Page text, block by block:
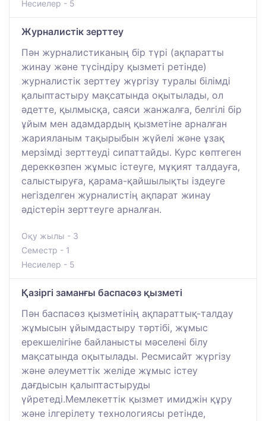
Несиелер - 5
Журналистік зерттеу
Пән журналистиканың бір түрі (ақпаратты
жинау және түсіндіру қызметі ретінде)
журналистік зерттеу жүргізу туралы білімді
қалыптастыру мақсатында оқытылады, ол
әдетте, қылмысқа, саяси жанжалға, белгілі бір
ұйым мен адамдардың қызметіне арналған
жарияланым тақырыбын жүйелі және ұзақ
мерзімді зерттеуді сипаттайды. Курс көптеген
дереккөзпен жұмыс істеуге, мұқият талдауға,
салыстыруға, қарама-қайшылықты іздеуге
негізделген журналистің ақпарат жинау
әдістерін зерттеуге арналған.
Оқу жылы - 3
Семестр - 1
Несиелер - 5
Қазіргі заманғы баспасөз қызметі
Пән баспасөз қызметінің ақпараттық-талдау
жұмысын ұйымдастыру тәртібі, жұмыс
ерекшелігіне байланысты мәселені білу
мақсатында оқытылады. Ресмисайт жүргізу
және әлеуметтік желіде жұмыс істеу
дағдысын қалыптастыруды
үйретеді.Мемлекеттік қызмет имиджін құру
және ілгерілету технологиясы ретінде,